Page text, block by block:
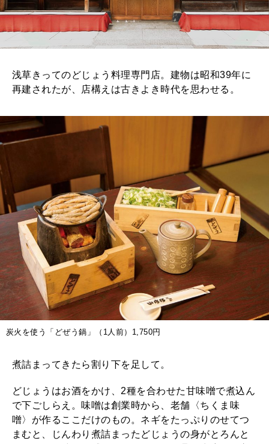
2026年1月号「猫がいれば、幸せ」
2025年12月号「お酒の新常識。」
浅草きってのどじょう料理専門店。建物は昭和39年に
再建されたが、店構えは古きよき時代を思わせる。
炭火を使う「どぜう鍋」（1人前）1,750円
煮詰まってきたら割り下を足して。
どじょうはお酒をかけ、2種を合わせた甘味噌で煮込ん
で下ごしらえ。味噌は創業時から、老舗〈ちくま味
噌〉が作るここだけのもの。ネギをたっぷりのせてつ
まむと、じんわり煮詰まったどじょうの身がとろんと